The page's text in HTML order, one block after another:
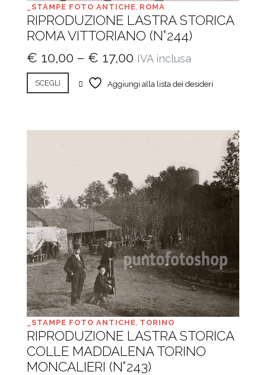
_STAMPE FOTO ANTICHE ROMA
RIPRODUZIONE LASTRA STORICA
ROMA VITTORIANO (N°244)
€ 10,00 – € 17,00 IVA inclusa
SCEGLI Aggiungi alla lista dei desideri
_STAMPE FOTO ANTICHE TORINO
RIPRODUZIONE LASTRA STORICA
COLLE MADDALENA TORINO
MONCALIERI (N°243)